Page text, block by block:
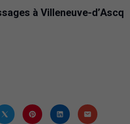
à Villeneuve-d’Ascq